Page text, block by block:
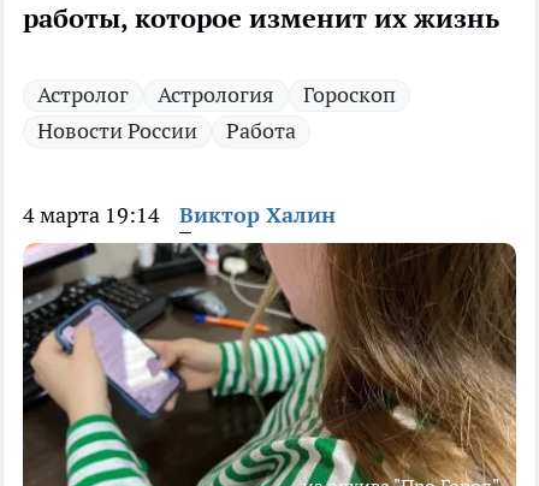
работы, которое изменит их жизнь
Астролог Астрология
Гороскоп
Новости России
Работа
4 марта 19:14 Виктор Халин